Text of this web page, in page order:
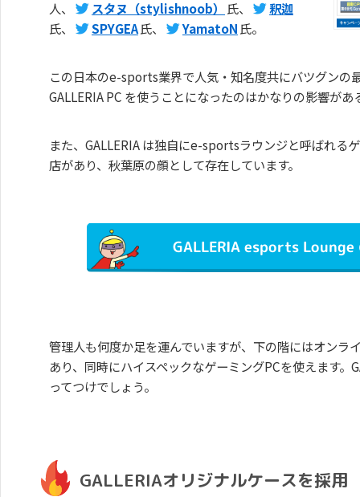
人、 スタヌ（stylishnoob） 氏、
釈迦
氏、
SPYGEA氏、 YamatoN 氏。
この日本のe-sports業界で人気・知名度共にバツグンの
GALLERIA PC を使うことになったのはかなりの影響が
また、GALLERIA は独自にe-sportsラウンジと呼ばれる
店があり、秋葉原の顔として存在しています。
GALLERIA esports Lounge
管理人も何度か足を運んでいますが、下の階にはオンラ
あり、同時にハイスペックなゲーミングPCを使えます。
ってつけでしょう。
GALLERIAオリジナルケースを採用